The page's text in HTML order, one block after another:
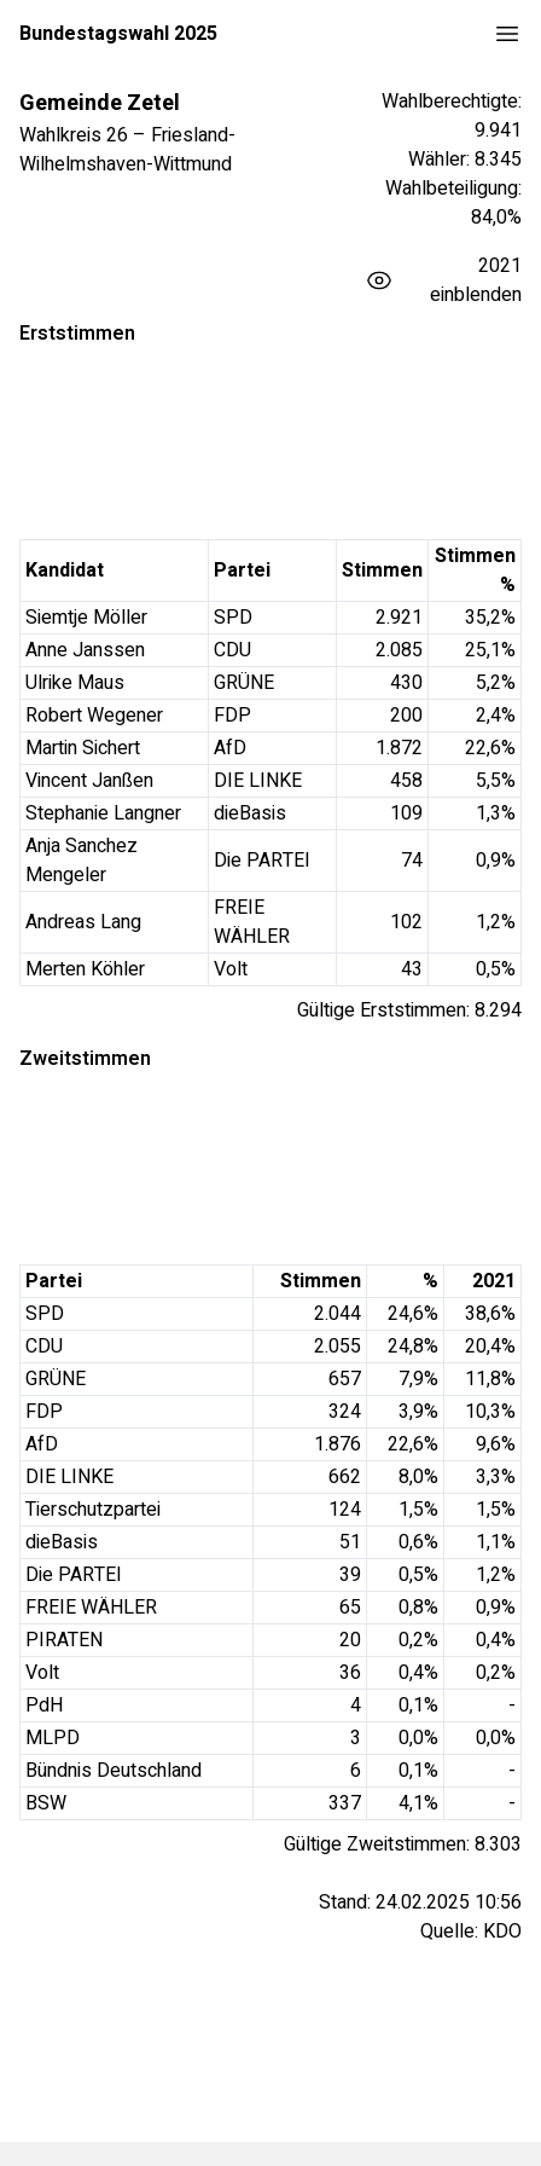
Bundestagswahl 2025
Gemeinde Zetel
Wahlkreis26 – Friesland-
Wilhelmshaven-Wittmund
Wahlberechtigte:
9.941
Wähler: 8.345
Wahlbeteiligung:
84,0%
2021
einblenden
Erststimmen
Kandidat Partei Stimmen Stimmen
%
Siemtje Möller
SPD 2.921 35,2%
Anne Janssen
CDU 2.085 25,1%
Ulrike Maus
GRÜNE 430 5,2%
Robert Wegener
FDP 200 2,4%
Martin Sichert
AfD 1.872 22,6%
Vincent Janßen
DIE LINKE 458 5,5%
Stephanie Langner
dieBasis 109 1,3%
Anja Sanchez
Mengeler
Die PARTEI 74 0,9%
Andreas Lang
FREIE
WÄHLER
102 1,2%
Merten Köhler
Volt 43 0,5%
Gültige Erststimmen: 8.294
Zweitstimmen
Partei Stimmen %
2021
SPD
2.044 24,6% 38,6%
CDU
2.055 24,8% 20,4%
GRÜNE
657 7,9% 11,8%
FDP
324 3,9% 10,3%
AfD
1.876 22,6% 9,6%
DIE LINKE
662 8,0% 3,3%
Tierschutzpartei
124 1,5% 1,5%
dieBasis
51 0,6% 1,1%
Die PARTEI
39 0,5% 1,2%
FREIE WÄHLER
65 0,8% 0,9%
PIRATEN
20 0,2% 0,4%
Volt
36 0,4% 0,2%
PdH
4 0,1%
-
MLPD
3 0,0% 0,0%
Bündnis Deutschland
6 0,1%
-
BSW
337 4,1%
-
Gültige Zweitstimmen: 8.303
Stand: 24.02.2025 10:56
Quelle: KDO